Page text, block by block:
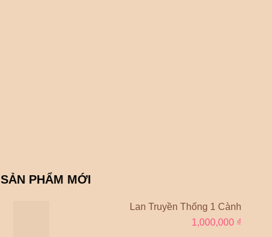
SẢN PHẨM MỚI
Lan Truyền Thống 1 Cành
1,000,000 ₫